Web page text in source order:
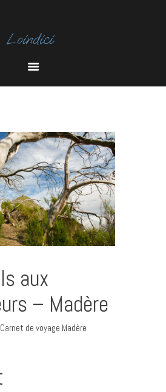
aux
– Madère
Carnet de voyage Madère